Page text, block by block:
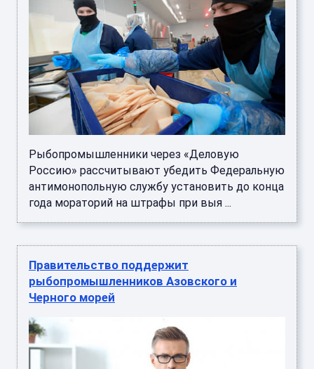
Рыбопромышленники через «Деловую
Россию» рассчитывают убедить Федеральную
антимонопольную службу установить до конца
года мораторий на штрафы при выя ...
Правительство поддержит
рыбопромышленников Азовского и
Черного морей